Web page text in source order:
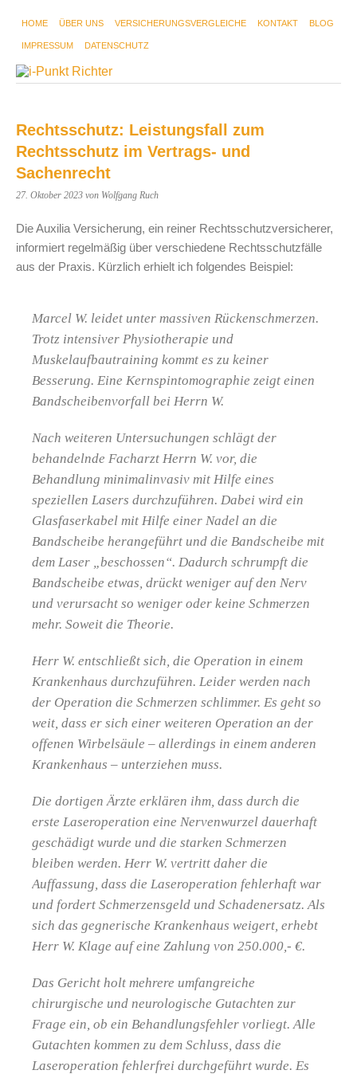
HOME ÜBER UNS VERSICHERUNGSVERGLEICHE KONTAKT BLOG
IMPRESSUM DATENSCHUTZ
Rechtsschutz: Leistungsfall zum
Rechtsschutz im Vertrags- und
Sachenrecht
27. Oktober 2023 von Wolfgang Ruch
Die Auxilia Versicherung, ein reiner Rechtsschutzversicherer,
informiert regelmäßig über verschiedene Rechtsschutzfälle
aus der Praxis. Kürzlich erhielt ich folgendes Beispiel:
Marcel W. leidet unter massiven Rückenschmerzen.
Trotz intensiver Physiotherapie und
Muskelaufbautraining kommt es zu keiner
Besserung. Eine Kernspintomographie zeigt einen
Bandscheibenvorfall bei Herrn W.
Nach weiteren Untersuchungen schlägt der
behandelnde Facharzt Herrn W. vor, die
Behandlung minimalinvasiv mit Hilfe eines
speziellen Lasers durchzuführen. Dabei wird ein
Glasfaserkabel mit Hilfe einer Nadel an die
Bandscheibe herangeführt und die Bandscheibe mit
dem Laser „beschossen“. Dadurch schrumpft die
Bandscheibe etwas, drückt weniger auf den Nerv
und verursacht so weniger oder keine Schmerzen
mehr. Soweit die Theorie.
Herr W. entschließt sich, die Operation in einem
Krankenhaus durchzuführen. Leider werden nach
der Operation die Schmerzen schlimmer. Es geht so
weit, dass er sich einer weiteren Operation an der
offenen Wirbelsäule – allerdings in einem anderen
Krankenhaus – unterziehen muss.
Die dortigen Ärzte erklären ihm, dass durch die
erste Laseroperation eine Nervenwurzel dauerhaft
geschädigt wurde und die starken Schmerzen
bleiben werden. Herr W. vertritt daher die
Auffassung, dass die Laseroperation fehlerhaft war
und fordert Schmerzensgeld und Schadenersatz. Als
sich das gegnerische Krankenhaus weigert, erhebt
Herr W. Klage auf eine Zahlung von 250.000,- €.
Das Gericht holt mehrere umfangreiche
chirurgische und neurologische Gutachten zur
Frage ein, ob ein Behandlungsfehler vorliegt. Alle
Gutachten kommen zu dem Schluss, dass die
Laseroperation fehlerfrei durchgeführt wurde. Es